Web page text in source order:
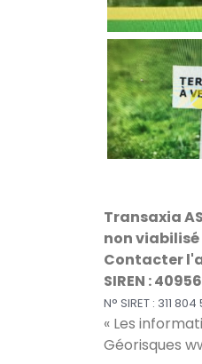
Transaxia
non
Contacter
SIREN :
N° SIRET : 311
« Les
Géorisques